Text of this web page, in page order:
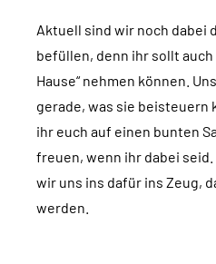
Aktuell sind wir noch dabei
befüllen, denn ihr sollt auch
Hause“ nehmen können.
gerade, was sie beisteuern
ihr euch auf einen bunten
freuen, wenn ihr dabei
wir uns ins dafür ins Zeug,
werden.